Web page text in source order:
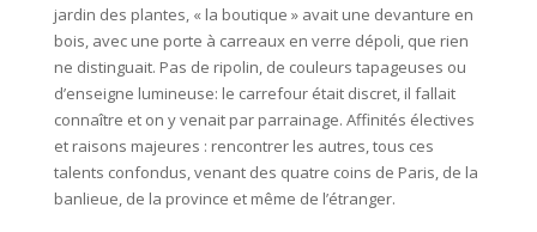
jardin des plantes, « la boutique » avait une devanture en
bois, avec une porte à carreaux en verre dépoli, que rien
ne distinguait. Pas de ripolin, de couleurs tapageuses ou
d’enseigne lumineuse: le carrefour était discret, il fallait
connaître et on y venait par parrainage. Affinités électives
et raisons majeures : rencontrer les autres, tous ces
talents confondus, venant des quatre coins de Paris, de la
banlieue, de la province et même de l’étranger.